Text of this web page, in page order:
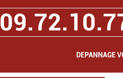
DEPANNAGE